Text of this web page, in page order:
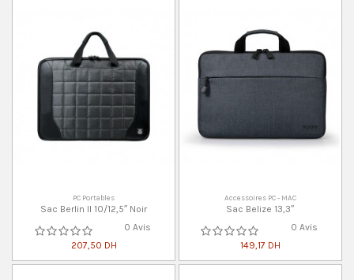
PC Portables
Sac Berlin II 10/12,5″ Noir
0 Avis
207,50 DH
Accessoires PC - MAC
Sac Belize 13,3″
0 Avis
149,17 DH